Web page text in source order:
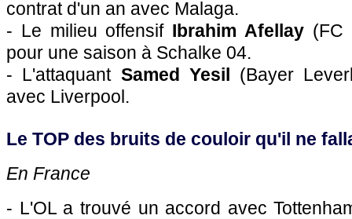
contrat d'un an avec Malaga.
- Le milieu offensif Ibrahim Afellay(FC
pour une saison à Schalke 04.
- L'attaquant Samed Yesil (Bayer
avec Liverpool.
Le TOP des bruits de couloir qu'il ne
En France
- L'OLa trouvé un accord avec